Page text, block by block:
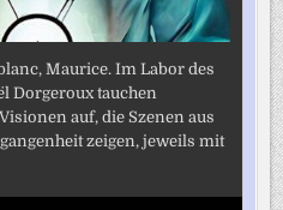
Maurice. Im Labor des
Dorgeroux tauchen
auf, die Szenen aus
zeigen, jeweils mit